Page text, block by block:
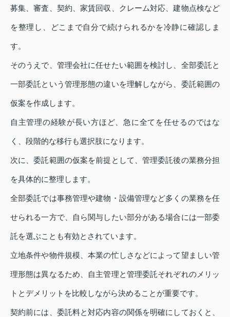
募集、審査、契約、家賃回収、クレーム対応、建物点検など
を整理し、どこまで自分で続けられるかを冷静に確認しま
す。
そのうえで、管理会社に任せたい範囲を検討し、全部委託と
一部委託という管理形態の違いを理解しながら、委託範囲の
仮案を作成します。
自主管理の経験が長い方ほど、急に全てを任せるのではな
く、段階的な移行も選択肢になります。
次に、委託範囲の仮案を前提として、管理委託後の業務分担
を具体的に整理します。
全部委託では事務管理や建物・設備管理など多くの業務を任
せられる一方で、自ら関与したい部分がある場合には一部委
託を選ぶことも有効とされています。
立地条件や物件規模、本業の忙しさなどによって望ましい管
理形態は異なるため、自主管理と管理委託それぞれのメリッ
トとデメリットを比較しながら決めることが重要です。
契約前には、委託料と対応内容の関係を明確にしておくと、